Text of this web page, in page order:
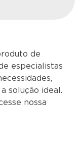
de
especialistas
solução ideal.
nossa